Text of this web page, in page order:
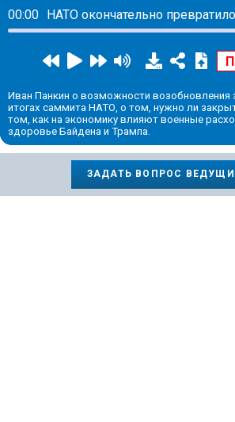
00:00
Иван Панкин о возможности возобновления
итогах саммита НАТО, о том, нужно ли
том, как на экономику влияют военные
здоровье Байдена и Трампа.
ЗАДАТЬ ВОПРОС